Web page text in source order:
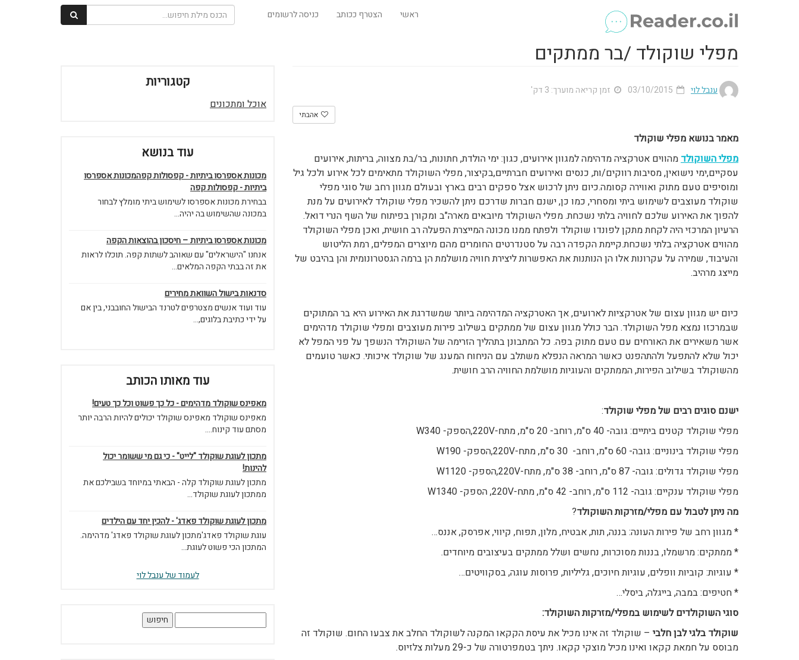
ראשי הצטרף ככותב כניסה לרשומים
מפלי שוקולד /בר ממתקים
ענבל לוי זמן קריאה מוערך: 3 דק'
אהבתי
מאמר בנושא מפלי שוקולד
מפלי השוקולדמהווים אטרקציה מדהימה למגוון אירועים, כגון: ימי הולדת, חתונות, בר/בת מצווה, בריתות, אירועים
עסקיים,ימי נישואין, מסיבות רווקים/ות, כנסים ואירועים חברתיים,בקיצור,מפלי השוקולד מתאימים לכל אירוע ולכל גיל
ומוסיפים טעם מתוק ואווירה קסומה.כיום ניתן לרכוש אצל ספקים רבים בארץ ובעולם מגוון רחב של סוגי מפלי
שוקולד מעוצבים לשימוש ביתי ומסחרי, כמו כן, ישנם חברות שדרכם ניתן להשכיר מפלי שוקולד לאירועים על מנת
להפוך את האירוע שלכם לחוויה בלתי נשכחת.מפלי השוקולד מיובאים מארה"ב ומקורן בפיתוח של השף הנרי דואל.
הרעיון המרכזי היה לקחת מתקן לפונדו שוקולד ולפתח ממנו מכונה המייצרת הפעלה רב חושית, ואכןמפלי השוקולד
מהווים אטרקציה בלתי נשכחת.קיימת הקפדה רבה על סטנדרטים החומרים מהם מיוצרים המפלים, רמת הליטוש
והעיבוד, שמירה על עקרונות אלו הן הנותנות את האפשרות ליצירת חוויה מושלמת הן ברמה הגסטרונומית והן בהיבט של
מייצג מרהיב.
כיום יש מגוון עצום של אטרקציות לארועים, אך האטרקציה המדהימה ביותר שמשדרגת את האירוע היא בר המתוקים
שבמרכזו נמצא מפל השוקולד. הבר כולל מגוון עצום שלממתקים בשילוב פירות מעוצבים ומפלי שוקולד מדהימים
אשר משאירים את האורחים עם טעם מתוק בפה. כל המתבונן בתהליך הזרימה של השוקולד הנשפך על פני המפל לא
יכול שלא להתפעל ולהתהפנט כאשר המראה הנפלא משתלב עם הניחוח המענג של שוקולד איכותי. כאשר טועמים
מהשוקולד בשילוב הפירות, הממתקים והעוגיות מושלמת החוויה הרב חושית.
ישנם סוגים רבים של מפלי שוקולד:
מפלי שוקולד קטנים ביתיים: גובה- 40 ס"מ, רוחב- 20 ס"מ, מתח-220V,הספק- W340
מפלי שוקולד בינוניים: גובה- 60 ס"מ, רוחב- 30 ס"מ, מתח-220V,הספק- W190
מפלי שוקולד גדולים: גובה- 87 ס"מ, רוחב- 38 ס"מ, מתח-220V,הספק- W1120
מפלי שוקולד ענקיים: גובה- 112 ס"מ, רוחב- 42 ס"מ, מתח-220V, הספק- W1340
מה ניתן לטבול עם מפלי/מזרקות השוקולד?
* מגוון רחב של פירות העונה: בננה, תות, אבטיח, מלון, תפוח, קיווי, אפרסק, אננס…
* ממתקים: מרשמלו, בננות מסוכרות, נחשים ושלל ממתקים בעיצובים מיוחדים.
* עוגיות: קוביות וופלים, עוגיות חיוכים, גליליות, פרוסות עוגה, בסקוויטים…
* חטיפים: במבה, בייגלה, ביסלי…
סוגי השוקולדים לשימוש במפלי/מזרקות השוקולד:
שוקולד בלגי לבן חלבי – שוקולד זה אינו מכיל את עיסת הקקאו המקנה לשוקולד החלב את צבעו החום. שוקולד זה
מבוסס על חמאת קקאו ואינו מכיל מוצקי קקאו. ניתך בטמפרטורה של כ-29 מעלות צלזיוס.
קטגוריות
אוכל ומתכונים
עוד בנושא
מכונות אספרסו ביתיות - קפסולות קפהמכונות אספרסו
ביתיות - קפסולות קפה
בבחירת מכונות אספרסו לשימוש ביתי מומלץ לבחור
במכונה שהשימוש בה יהיה...
מכונות אספרסו ביתיות – חיסכון בהוצאות הקפה
אנחנו "הישראלים" עם שאוהב לשתות קפה. תוכלו לראות
את זה בבתי הקפה המלאים...
סדנאות בישול השוואת מחירים
עוד ועוד אנשים מצטרפים לטרנד הבישול החובבני, בין אם
על ידי כתיבת בלוגים,...
עוד מאותו הכותב
מאפינס שוקולד מדהימים - כל כך פשוט וכל כך טעים!
מאפינס שוקולד מאפינס שוקולד יכולים להיות הרבה יותר
מסתם עוד קינוח....
מתכון לעוגת שוקולד "לייט" - כי גם מי ששומר יכול
להינות!
מתכון לעוגת שוקולד קלה - הבאתי במיוחד בשבילכם את
ממתכון לעוגת שוקולד...
מתכון לעוגת שוקולד פאדג' - להכין יחד עם הילדים
עוגת שוקולד פאדג'מתכון לעוגת שוקולד פאדג' מדהימה.
המתכון הכי פשוט לעוגת...
לעמוד של ענבל לוי